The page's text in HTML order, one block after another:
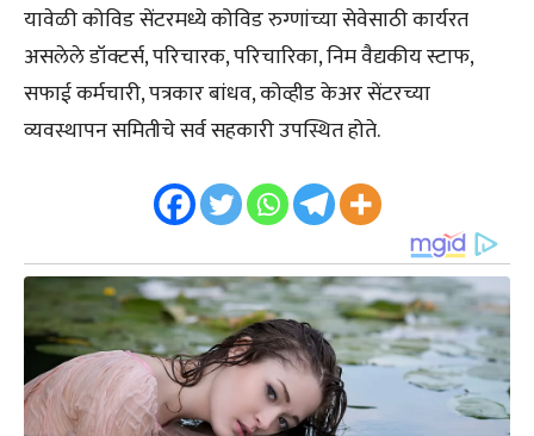
यावेळी कोविड सेंटरमध्ये कोविड रुग्णांच्या सेवेसाठी कार्यरत
असलेले डॉक्टर्स, परिचारक, परिचारिका, निम वैद्यकीय स्टाफ,
सफाई कर्मचारी, पत्रकार बांधव, कोव्हीड केअर सेंटरच्या
व्यवस्थापन समितीचे सर्व सहकारी उपस्थित होते.